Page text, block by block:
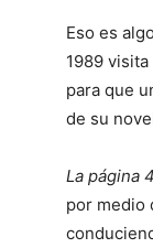
Eso es
1989
para que
de su
La página
por medio